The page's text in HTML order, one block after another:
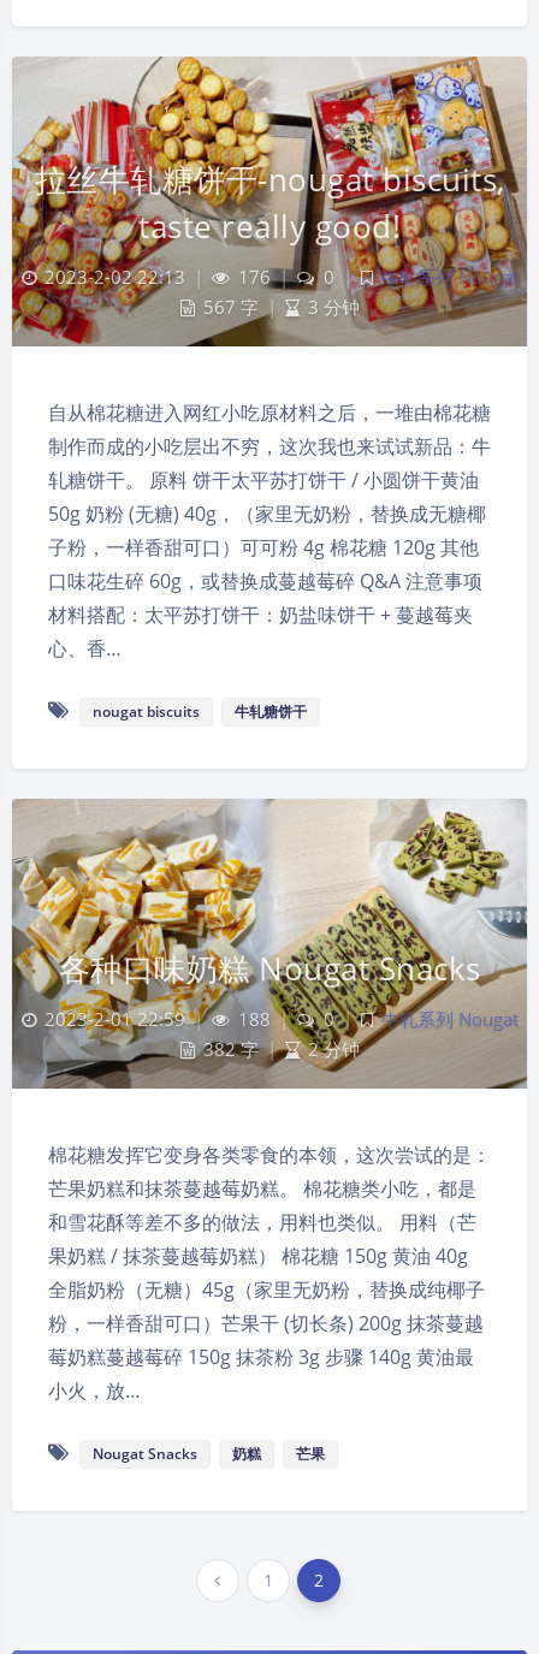
关闭 日落
拉丝牛轧糖饼干-nougat biscuits,
taste really good!
2023-2-02 22:13 | 176 | 0 |
牛轧系列 Nougat
567 字
| 3 分钟
自从棉花糖进入网红小吃原材料之后，一堆由棉花糖
制作而成的小吃层出不穷，这次我也来试试新品：牛
轧糖饼干。 原料 饼干太平苏打饼干 / 小圆饼干黄油
50g 奶粉 (无糖) 40g，（家里无奶粉，替换成无糖椰
子粉，一样香甜可口）可可粉 4g 棉花糖 120g 其他
口味花生碎 60g，或替换成蔓越莓碎 Q&A 注意事项
材料搭配：太平苏打饼干：奶盐味饼干 + 蔓越莓夹
心、香…
nougat biscuits 牛轧糖饼干
各种口味奶糕 Nougat Snacks
2023-2-01 22:59 | 188 | 0 |
牛轧系列 Nougat
382 字 | 2 分钟
棉花糖发挥它变身各类零食的本领，这次尝试的是：
芒果奶糕和抹茶蔓越莓奶糕。 棉花糖类小吃，都是
和雪花酥等差不多的做法，用料也类似。 用料（芒
果奶糕 / 抹茶蔓越莓奶糕） 棉花糖 150g 黄油 40g
全脂奶粉（无糖）45g（家里无奶粉，替换成纯椰子
粉，一样香甜可口）芒果干 (切长条) 200g 抹茶蔓越
莓奶糕蔓越莓碎 150g 抹茶粉 3g 步骤 140g 黄油最
小火，放…
Nougat Snacks 奶糕 芒果
1 2